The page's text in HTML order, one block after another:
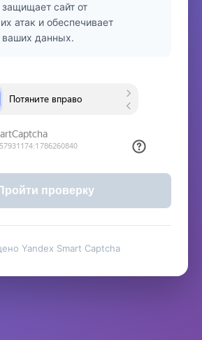
сайт от
атак и обеспечивает
ваших данных.
проверку
Yandex Smart Captcha